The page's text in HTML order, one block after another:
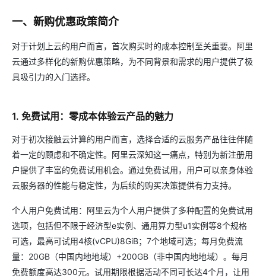
一、新购优惠政策简介
对于计划上云的用户而言，首次购买时的成本控制至关重要。阿里
云通过多样化的新购优惠策略，为不同背景和需求的用户提供了极
具吸引力的入门选择。
1. 免费试用：零成本体验云产品的魅力
对于初次接触云计算的用户而言，选择合适的云服务产品往往伴随
着一定的顾虑和不确定性。阿里云深知这一痛点，特别为新注册用
户提供了丰富的免费试用机会。通过免费试用，用户可以亲身体验
云服务器的性能与稳定性，为后续的购买决策提供有力支持。
个人用户免费试用：阿里云为个人用户提供了多种配置的免费试用
选项，包括但不限于经济型e实例、通用算力型u1实例等8个规格
可选，最高可试用4核(vCPU)8GiB；7个地域可选；每月免费流
量：20GB（中国内地地域）+200GB（非中国内地地域）。每月
免费额度高达300元。试用期限根据活动不同可长达4个月，让用